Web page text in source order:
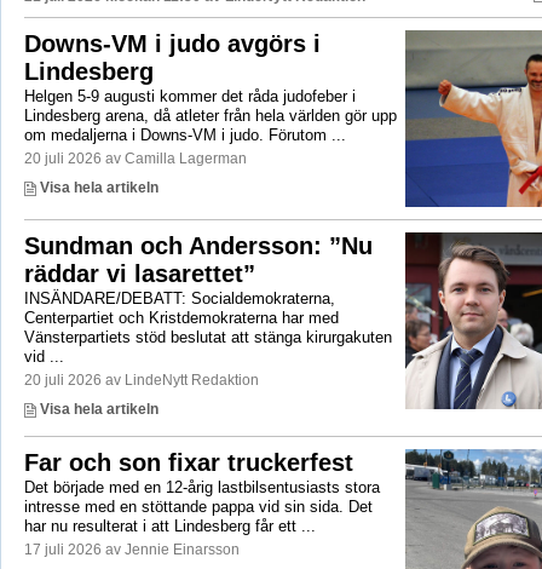
Downs-VM i judo avgörs i
Lindesberg
Helgen 5-9 augusti kommer det råda judofeber i
Lindesberg arena, då atleter från hela världen gör upp
om medaljerna i Downs-VM i judo. Förutom ...
20 juli 2026 av Camilla Lagerman
Visa hela artikeln
Sundman och Andersson: ”Nu
räddar vi lasarettet”
INSÄNDARE/DEBATT: Socialdemokraterna,
Centerpartiet och Kristdemokraterna har med
Vänsterpartiets stöd beslutat att stänga kirurgakuten
vid ...
20 juli 2026 av LindeNytt Redaktion
Visa hela artikeln
Far och son fixar truckerfest
Det började med en 12-årig lastbilsentusiasts stora
intresse med en stöttande pappa vid sin sida. Det
har nu resulterat i att Lindesberg får ett ...
17 juli 2026 av Jennie Einarsson